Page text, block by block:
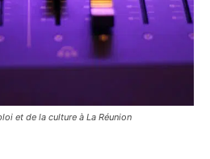
et de la culture à La Réunion